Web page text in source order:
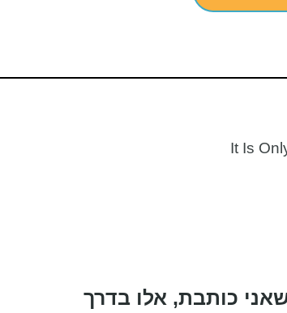
It Is
כותבת, אלו בדרך